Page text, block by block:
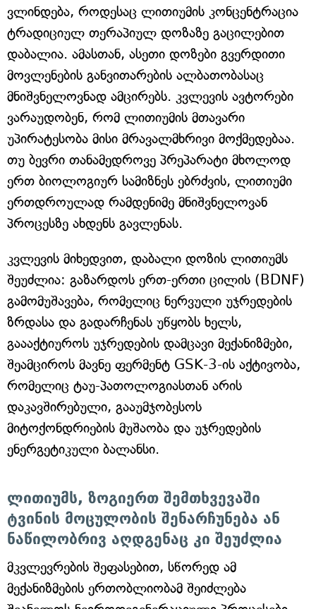
ვლინდება, როდესაც ლითიუმის კონცენტრაცია
ტრადიციულ თერაპიულ დოზაზე გაცილებით
დაბალია. ამასთან, ასეთი დოზები გვერდითი
მოვლენების განვითარების ალბათობასაც
მნიშვნელოვნად ამცირებს. კვლევის ავტორები
ვარაუდობენ, რომ ლითიუმის მთავარი
უპირატესობა მისი მრავალმხრივი მოქმედებაა.
თუ ბევრი თანამედროვე პრეპარატი მხოლოდ
ერთ ბიოლოგიურ სამიზნეს ებრძვის, ლითიუმი
ერთდროულად რამდენიმე მნიშვნელოვან
პროცესზე ახდენს გავლენას.
კვლევის მიხედვით, დაბალი დოზის ლითიუმს
შეუძლია: გაზარდოს ერთ-ერთი ცილის (BDNF)
გამომუშავება, რომელიც ნერვული უჯრედების
ზრდასა და გადარჩენას უწყობს ხელს,
გაააქტიუროს უჯრედების დამცავი მექანიზმები,
შეამციროს მავნე ფერმენტ GSK-3-ის აქტივობა,
რომელიც ტაუ-პათოლოგიასთან არის
დაკავშირებული, გააუმჯობესოს
მიტოქონდრიების მუშაობა და უჯრედების
ენერგეტიკული ბალანსი.
ლითიუმს, ზოგიერთ შემთხვევაში
ტვინის მოცულობის შენარჩუნება ან
ნაწილობრივ აღდგენაც კი შეუძლია
მკვლევრების შეფასებით, სწორედ ამ
მექანიზმების ერთობლიობამ შეიძლება